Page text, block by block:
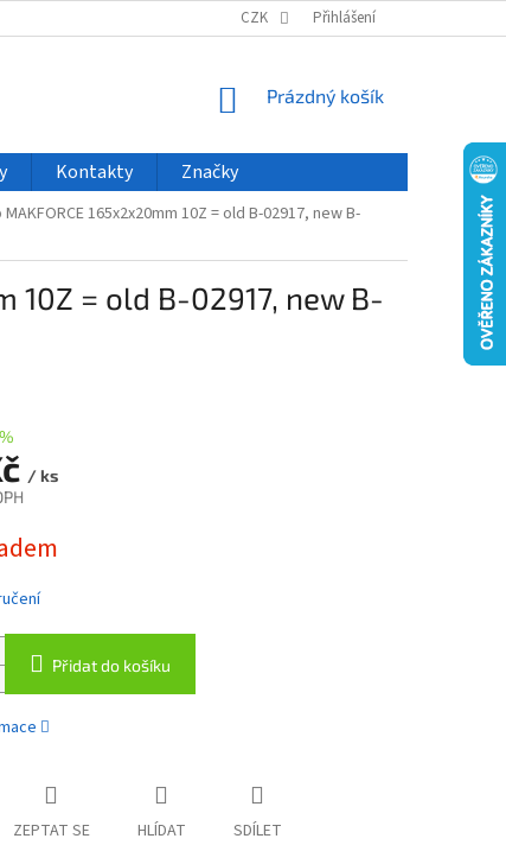
VELKOOBCHOD ČASTO KLADENÉ DOTAZY
CZK Přihlášení
NÁKUPNÍ
Prázdný košík
Kontakty Značky
165x2x20mm 10Z = old B-02917, new B-
10Z = old B-02917, new B-
/ ks
Přidat do košíku
ZEPTAT SE HLÍDAT SDÍLET